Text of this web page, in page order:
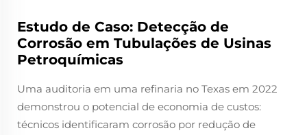
Estudo de Caso: Detecção de
Corrosão em Tubulações de Usinas
Petroquímicas
Uma auditoria em uma refinaria no Texas em 2022
demonstrou o potencial de economia de custos:
técnicos identificaram corrosão por redução de